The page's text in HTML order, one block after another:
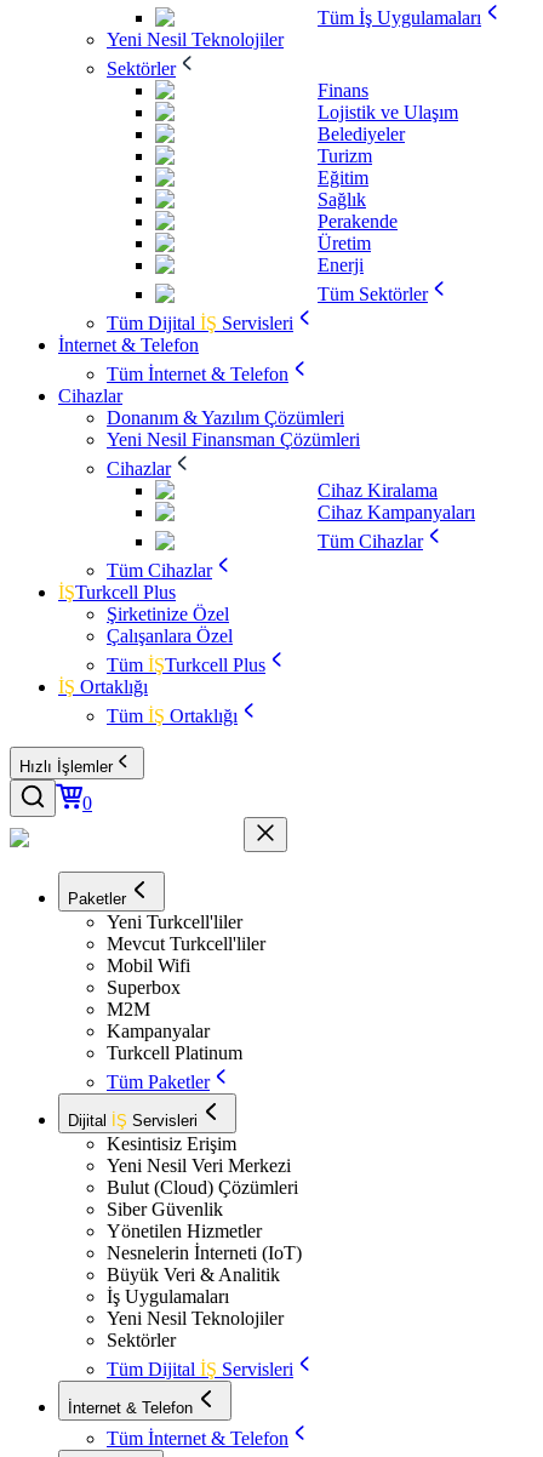
Tüm İş Uygulamaları
Yeni Nesil Teknolojiler
Sektörler
Finans
Lojistik ve Ulaşım
Belediyeler
Turizm
Eğitim
Sağlık
Perakende
Üretim
Enerji
Tüm Sektörler
Tüm Dijital İŞ Servisleri
İnternet & Telefon
Tüm İnternet & Telefon
Cihazlar
Donanım & Yazılım Çözümleri
Yeni Nesil Finansman Çözümleri
Cihazlar
Cihaz Kiralama
Cihaz Kampanyaları
Tüm Cihazlar
Tüm Cihazlar
İŞTurkcell Plus
Şirketinize Özel
Çalışanlara Özel
Tüm İŞTurkcell Plus
İŞ Ortaklığı
Tüm İŞ Ortaklığı
Hızlı İşlemler
0
Paketler
Yeni Turkcell'liler
Mevcut Turkcell'liler
Mobil Wifi
Superbox
M2M
Kampanyalar
Turkcell Platinum
Tüm Paketler
Dijital İŞ Servisleri
Kesintisiz Erişim
Yeni Nesil Veri Merkezi
Bulut (Cloud) Çözümleri
Siber Güvenlik
Yönetilen Hizmetler
Nesnelerin İnterneti (IoT)
Büyük Veri & Analitik
İş Uygulamaları
Yeni Nesil Teknolojiler
Sektörler
Tüm Dijital İŞ Servisleri
İnternet & Telefon
Tüm İnternet & Telefon